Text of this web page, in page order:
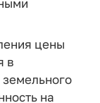
цены
в
на